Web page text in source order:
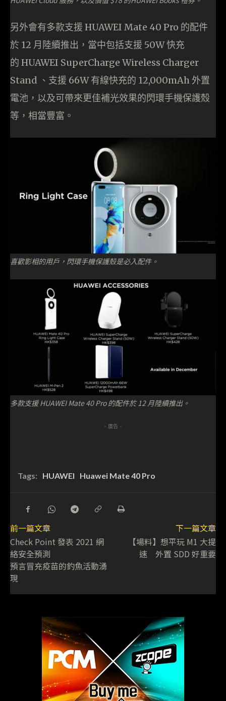
另外會有多款支援 HUAWEI Mate 40 Pro 的配件
於 12 月陸續推出，當中包括支援 50W 快充
的 HUAWEI SuperCharge Wireless Charger
Stand 、支援 66W 有線快充的 12,000mAh 外置
電池，以及可帶來更佳補光效果的閃環手機保護殼
等，相當豐富。
喜歡影相的用戶，閃環手機保護殼是必入配件。
多款支援 HUAWEI Mate 40 Pro 的配件於 12 月陸續推出。
- 廣告 -
Tags: HUAWEI Huawei Mate 40 Pro
前一篇文章
Check Point 發表 2021 網
絡安全預測
預言冒充疫苗的釣魚活動湧
現
下一篇文章
【場料】想平玩 M1 大提
速 外置 SDD 好重要